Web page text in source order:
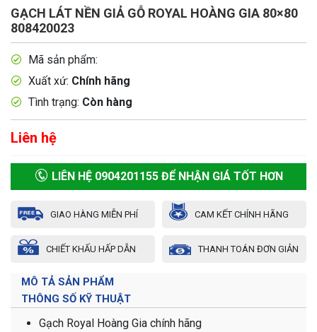
GẠCH LÁT NỀN GIẢ GỖ ROYAL HOÀNG GIA 80×80
808420023
Mã sản phẩm:
Xuất xứ: Chính hãng
Tình trạng: Còn hàng
Liên hệ
LIÊN HỆ 0904201155 ĐỂ NHẬN GIÁ TỐT HƠN
GIAO HÀNG MIỄN PHÍ CAM KẾT CHÍNH HÃNG
CHIẾT KHẤU HẤP DẪN THANH TOÁN ĐƠN GIẢN
MÔ TẢ SẢN PHẨM
THÔNG SỐ KỸ THUẬT
Gạch Royal Hoàng Gia chính hãng